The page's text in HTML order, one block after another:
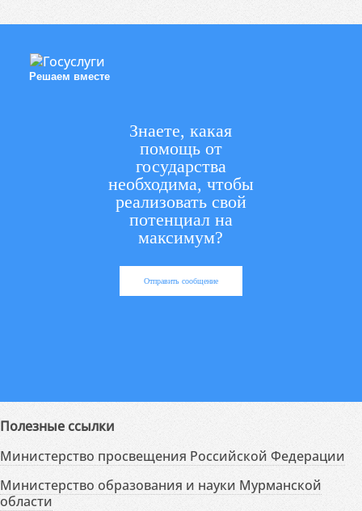
Решаем вместе
Знаете, какая
помощь от
государства
необходима, чтобы
реализовать свой
потенциал на
максимум?
Отправить сообщение
Полезные ссылки
Министерство просвещения Российской Федерации
Министерство образования и науки Мурманской
области